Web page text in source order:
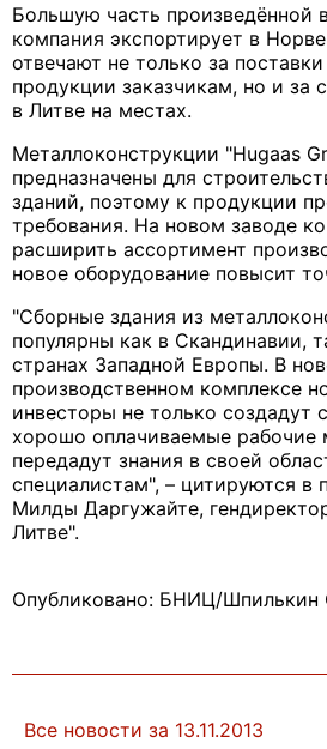
Большую часть произведённой
компания экспортирует в
отвечают не только за
продукции заказчикам, но и за
в Литве на местах.
Металлоконструкции "Hugaas
предназначены для
зданий, поэтому к продукции
требования. На новом заводе
расширить ассортимент
новое оборудование повысит
"Сборные здания из
популярны как в Скандинавии,
странах Западной Европы. В
производственном комплексе
инвесторы не только создадут
хорошо оплачиваемые рабочие
передадут знания в своей
специалистам", – цитируются в
Милды Даргужайте,
Литве".
Опубликовано: БНИЦ/Шпилькин
Все новости за 13.11.2013